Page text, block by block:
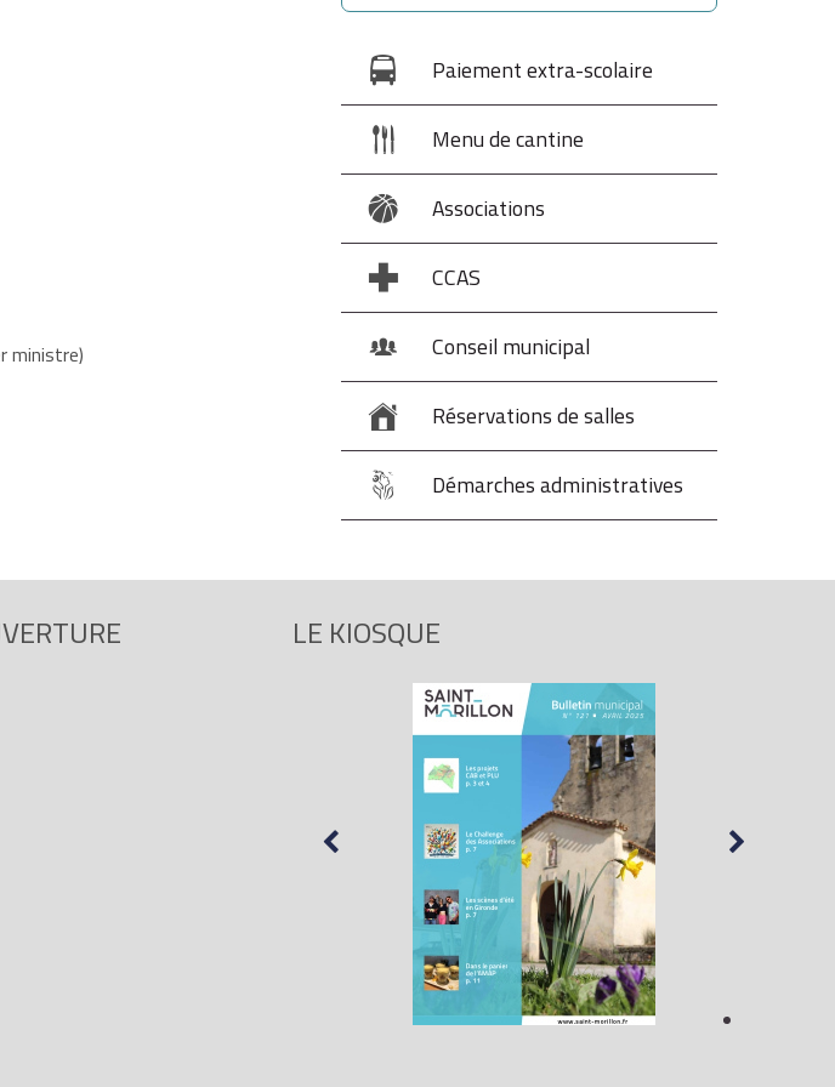
ministre)
Paiement extra-scolaire
Menu de cantine
Associations
CCAS
Conseil municipal
Réservations de salles
Démarches administratives
LE KIOSQUE